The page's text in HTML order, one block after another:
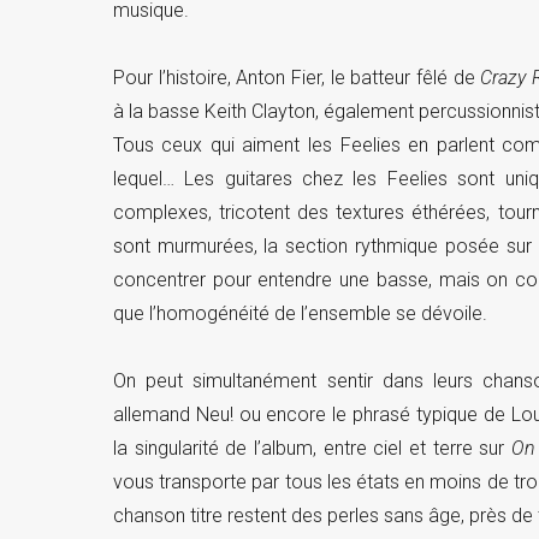
musique.
Pour l’histoire, Anton Fier, le batteur fêlé de Crazy
à la basse Keith Clayton, également
Tous ceux qui aiment les Feelies en parlent
lequel… Les guitares chez les Feelies sont
complexes, tricotent des textures éthérées,
sont murmurées, la section rythmique posée
concentrer pour entendre une basse, mais on
que l’homogénéité de l’ensemble se dévoile.
On peut simultanément sentir dans leurs
allemand Neu! ou encore le phrasé typique de
la singularité de l’album, entre ciel et terre sur
vous transporte par tous les états en moins de
chanson titre restent des perles sans âge, près